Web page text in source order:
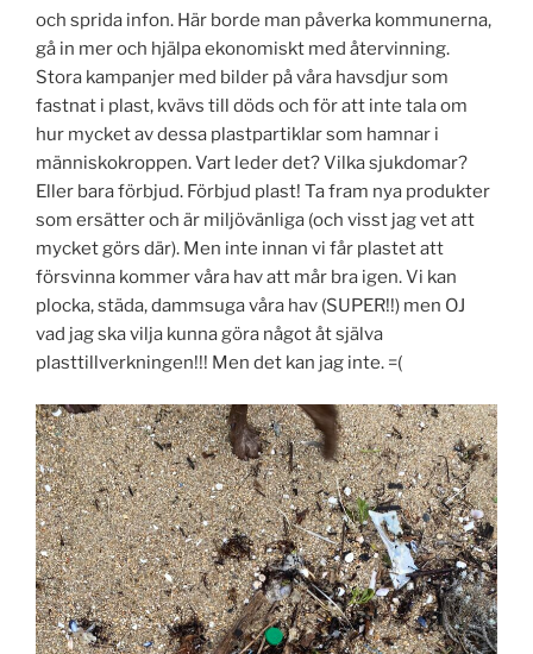
och sprida infon. Här borde man påverka kommunerna,
gå in mer och hjälpa ekonomiskt med återvinning.
Stora kampanjer med bilder på våra havsdjur som
fastnat i plast, kvävs till döds och för att inte tala om
hur mycket av dessa plastpartiklar som hamnar i
människokroppen. Vart leder det? Vilka sjukdomar?
Eller bara förbjud. Förbjud plast! Ta fram nya produkter
som ersätter och är miljövänliga (och visst jag vet att
mycket görs där). Men inte innan vi får plastet att
försvinna kommer våra hav att mår bra igen. Vi kan
plocka, städa, dammsuga våra hav (SUPER!!) men OJ
vad jag ska vilja kunna göra något åt själva
plasttillverkningen!!! Men det kan jag inte. =(